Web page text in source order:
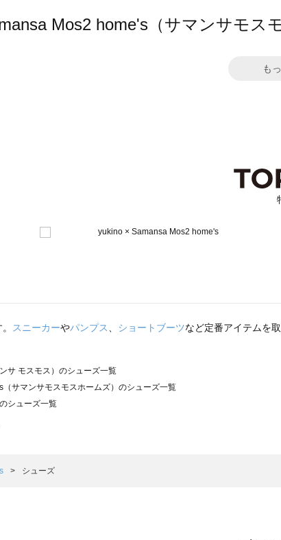
Mos2 home's（サマンサモ
も
スニーカーやパンプス ショートブーツなど定番アイテムを
サ モスモス）のシューズ一覧
サマンサモスモスホームズ）のシューズ一覧
シューズ一覧
Mos2（ツハルバイサマンサモスモス）のシューズ一覧
サマンサモスモス ラーゴム）のシューズ一覧
シューズ